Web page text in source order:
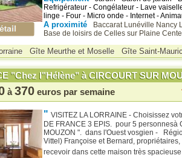
Refrigérateur - Congélateur - Lave
linge - Four - Micro onde - Internet -
A proximité Baccarat Lunéville Nancy
Base de loisirs de Celles sur Plaine
Gîte Meurthe et Moselle Gîte Saint-
"Chez l"Hélène" à CIRCOURT SUR
à 370 euros par semaine
" VISITEZ LA LORRAINE - Choisissez
DE FRANCE 3 EPIS. pour 5 personnesà
MOUZON ". dans l'Ouest vosgien -
Vittel) Françoise et Bernard,
recevoir dans cette maison très spacieuse